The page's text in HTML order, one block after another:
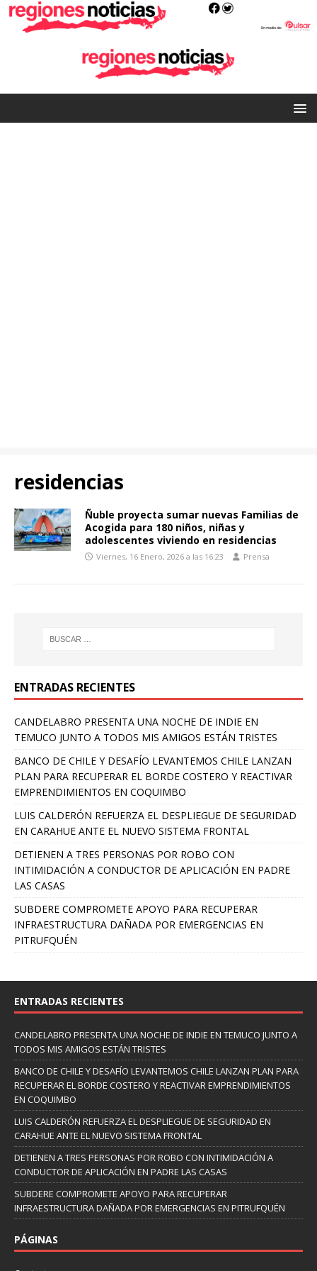
residencias
Ñuble proyecta sumar nuevas Familias de
Acogida para 180 niños, niñas y
adolescentes viviendo en residencias
Viernes, 16 Enero, 2026 a las 16:23 Prensa
ENTRADAS RECIENTES
CANDELABRO PRESENTA UNA NOCHE DE INDIE EN
TEMUCO JUNTO A TODOS MIS AMIGOS ESTÁN TRISTES
BANCO DE CHILE Y DESAFÍO LEVANTEMOS CHILE LANZAN
PLAN PARA RECUPERAR EL BORDE COSTERO Y REACTIVAR
EMPRENDIMIENTOS EN COQUIMBO
LUIS CALDERÓN REFUERZA EL DESPLIEGUE DE SEGURIDAD
EN CARAHUE ANTE EL NUEVO SISTEMA FRONTAL
DETIENEN A TRES PERSONAS POR ROBO CON
INTIMIDACIÓN A CONDUCTOR DE APLICACIÓN EN PADRE
LAS CASAS
SUBDERE COMPROMETE APOYO PARA RECUPERAR
INFRAESTRUCTURA DAÑADA POR EMERGENCIAS EN
PITRUFQUÉN
ENTRADAS RECIENTES
CANDELABRO PRESENTA UNA NOCHE DE INDIE EN TEMUCO JUNTO A
TODOS MIS AMIGOS ESTÁN TRISTES
BANCO DE CHILE Y DESAFÍO LEVANTEMOS CHILE LANZAN PLAN PARA
RECUPERAR EL BORDE COSTERO Y REACTIVAR EMPRENDIMIENTOS
EN COQUIMBO
LUIS CALDERÓN REFUERZA EL DESPLIEGUE DE SEGURIDAD EN
CARAHUE ANTE EL NUEVO SISTEMA FRONTAL
DETIENEN A TRES PERSONAS POR ROBO CON INTIMIDACIÓN A
CONDUCTOR DE APLICACIÓN EN PADRE LAS CASAS
SUBDERE COMPROMETE APOYO PARA RECUPERAR
INFRAESTRUCTURA DAÑADA POR EMERGENCIAS EN PITRUFQUÉN
PÁGINAS